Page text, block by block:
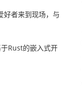
好者来到现场，与
Rust的嵌入式开